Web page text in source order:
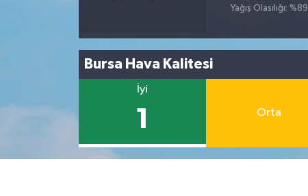
Yağış Olasılığı: %89
Bursa Hava Kalitesi
İyi
1 Orta